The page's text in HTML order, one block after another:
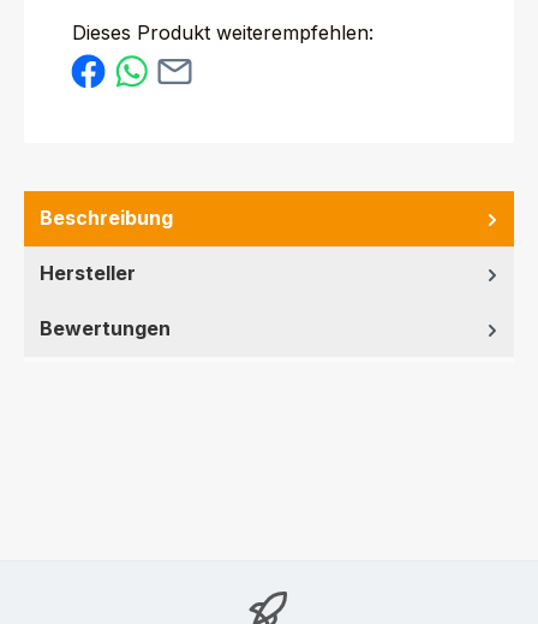
Dieses Produkt weiterempfehlen:
Beschreibung
Hersteller
Bewertungen